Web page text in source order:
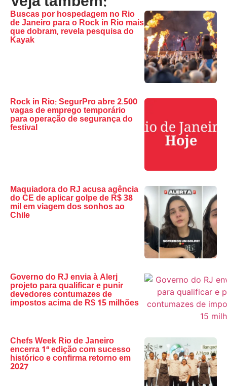
Buscas por hospedagem no Rio
de Janeiro para o Rock in Rio mais
que dobram, revela pesquisa do
Kayak
Rock in Rio: SegurPro abre 2.500
vagas de emprego temporário
para operação de segurança do
festival
Maquiadora do RJ acusa agência
do CE de aplicar golpe de R$ 38
mil em viagem dos sonhos ao
Chile
Governo do RJ envia à Alerj
projeto para qualificar e punir
devedores contumazes de
impostos acima de R$ 15 milhões
Chefs Week Rio de Janeiro
encerra 1ª edição com sucesso
histórico e confirma retorno em
2027